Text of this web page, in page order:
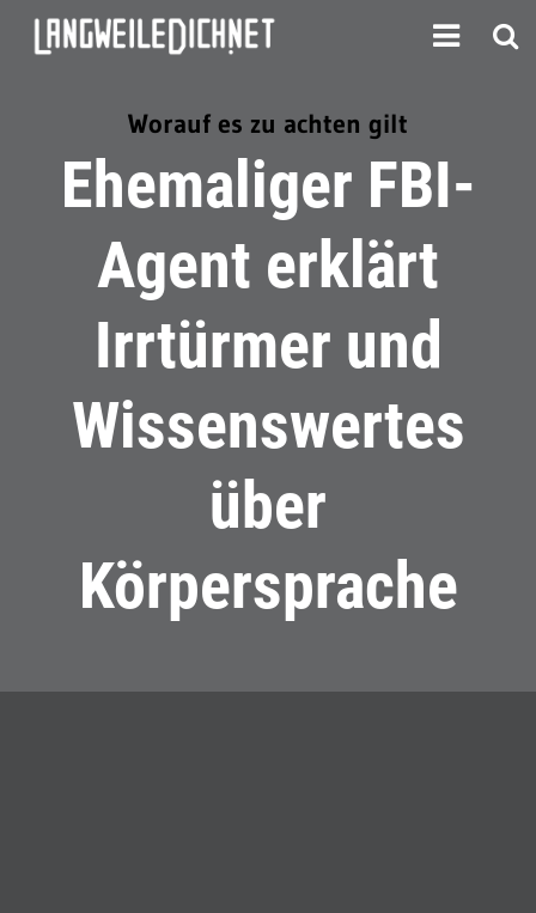
Worauf es zu achten gilt
Ehemaliger FBI-
Agent erklärt
Irrtürmer und
Wissenswertes
über
Körpersprache